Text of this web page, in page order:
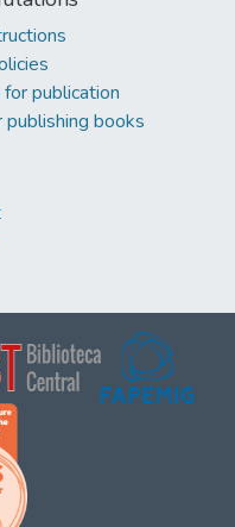
publication
books